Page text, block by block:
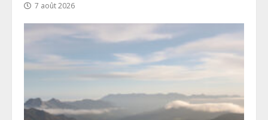
7 août 2026